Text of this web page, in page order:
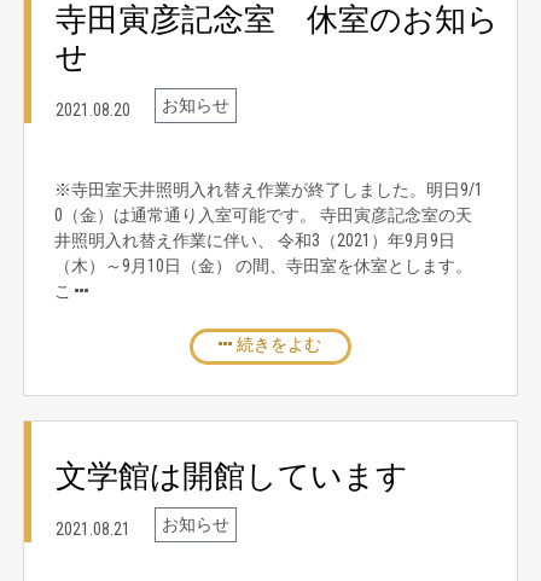
寺田寅彦記念室 休室のお知ら
せ
2021.08.20 お知らせ
※寺田室天井照明入れ替え作業が終了しました。明日9/1
0（金）は通常通り入室可能です。 寺田寅彦記念室の天
井照明入れ替え作業に伴い、 令和3（2021）年9月9日
（木）～9月10日（金） の間、寺田室を休室とします。
こ
続きをよむ
文学館は開館しています
2021.08.21 お知らせ